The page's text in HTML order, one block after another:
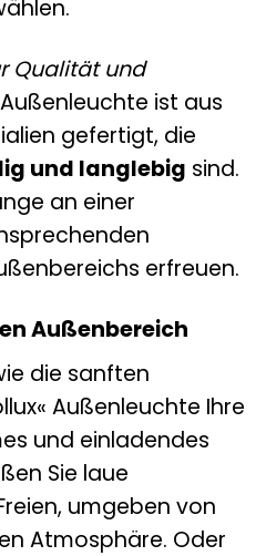
Qualität und
ist aus
gefertigt, die
und langlebig sind.
an einer
erfreuen.
Außenbereich
die sanften
Außenleuchte Ihre
und einladendes
Sie laue
umgeben von
Atmosphäre. Oder